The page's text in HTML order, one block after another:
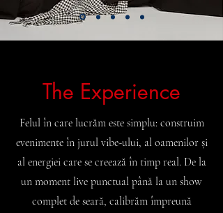
The Experience
Felul în care lucrăm este simplu: construim
evenimente în jurul vibe-ului, al oamenilor și
al energiei care se creează în timp real. De la
un moment live punctual până la un show
complet de seară, calibrăm împreună